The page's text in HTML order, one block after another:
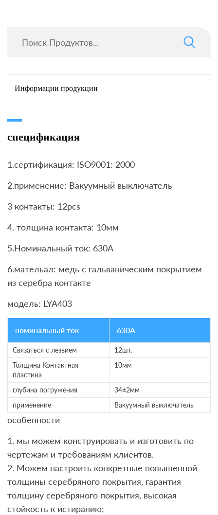
Информации продукции
спецификация
1.сертификация: ISO9001: 2000
2.применение: Вакуумный выключатель
3 контакты: 12pcs
4. толщина контакта: 10мм
5.Номинальный ток: 630A
6.мательал: медь с гальваническим покрытием
из серебра контакте
модель: LYA403
номинальный ток 630A
Связаться с лезвием
12шт.
Толщина Контактная
пластина
10мм
глубина погружения
34±2мм
применение
Вакуумный выключатель
особенности
1. мы можем конструировать и изготовить по
чертежам и требованиям клиентов.
2. Можем настроить конкретные повышенной
толщины серебряного покрытия, гарантия
толщину серебряного покрытия, высокая
стойкость к истиранию;